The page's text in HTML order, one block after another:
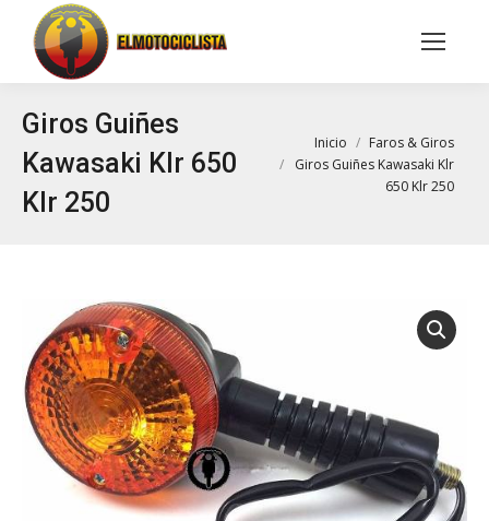
Buscar:
Giros Guiñes
Kawasaki Klr 650
Klr 250
Estás aquí:
Inicio
Faros & Giros
Giros Guiñes Kawasaki Klr
650 Klr 250